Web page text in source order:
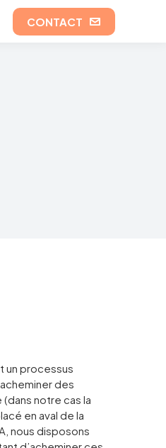
CONTACT
un processus
des
notre cas la
en aval de la
nous disposons